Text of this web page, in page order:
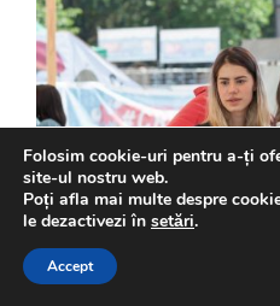
Folosim cookie-uri pentru a-ți
site-ul nostru web.
Poți afla mai multe despre
le dezactivezi în setări.
Accept